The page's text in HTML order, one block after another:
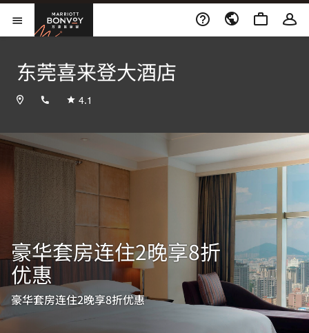
Skip to Content
打开菜单万豪旅享家
东莞喜来登大酒店
+8676985988888
4.1
豪华套房连住2晚享8折
优惠
豪华套房连住2晚享8折优惠